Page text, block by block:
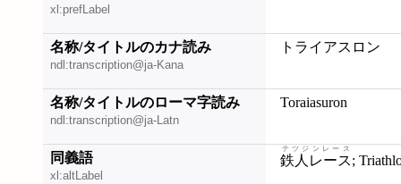
xl:prefLabel
名称/タイトルのカナ読み
ndl:transcription@ja-Kana
トライアスロン
名称/タイトルのローマ字読み
ndl:transcription@ja-Latn
Toraiasuron
同義語
xl:altLabel
鉄人レース
テツジンレース
;